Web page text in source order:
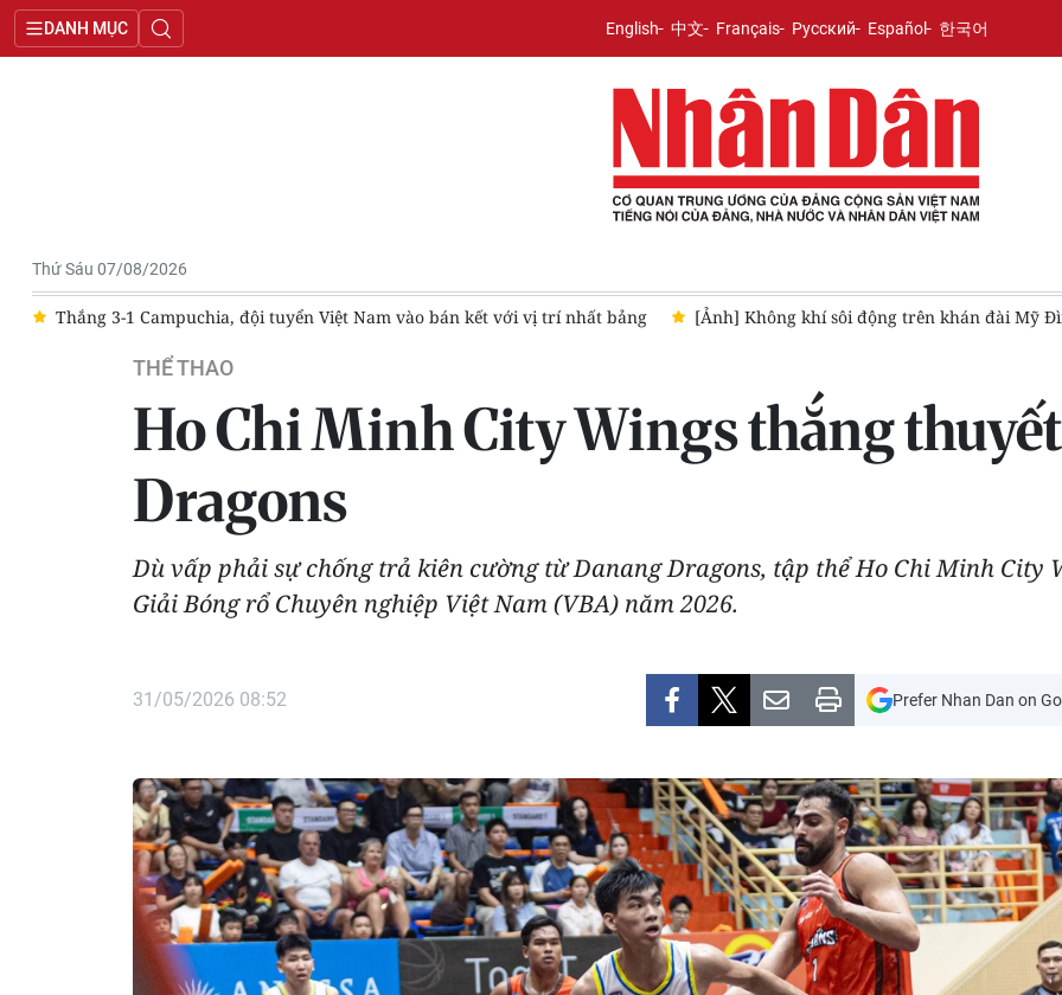
DANH MỤC English 中文 Français Русский Español 한국어
Thứ Sáu 07/08/2026
nhất bảng [Ảnh] Không khí sôi động trên khán đài Mỹ Đình trước trận Việt Nam-Campuchia U20 Việt Nam lên đường
THỂ THAO
Ho Chi Minh City Wings thắng
Dragons
Dù vấp phải sự chống trả kiên cường từ Danang Dragons, tập thể Ho Chi Minh City
Giải Bóng rổ Chuyên nghiệp Việt Nam (VBA) năm 2026.
31/05/2026 08:52 Prefer Nhan Dan on